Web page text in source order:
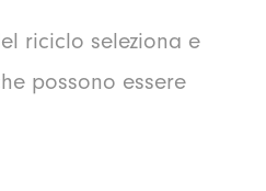
riciclo seleziona e
possono essere